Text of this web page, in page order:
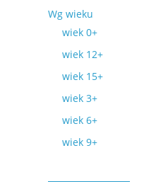
Wg wieku
wiek 0+
wiek 12+
wiek 15+
wiek 3+
wiek 6+
wiek 9+